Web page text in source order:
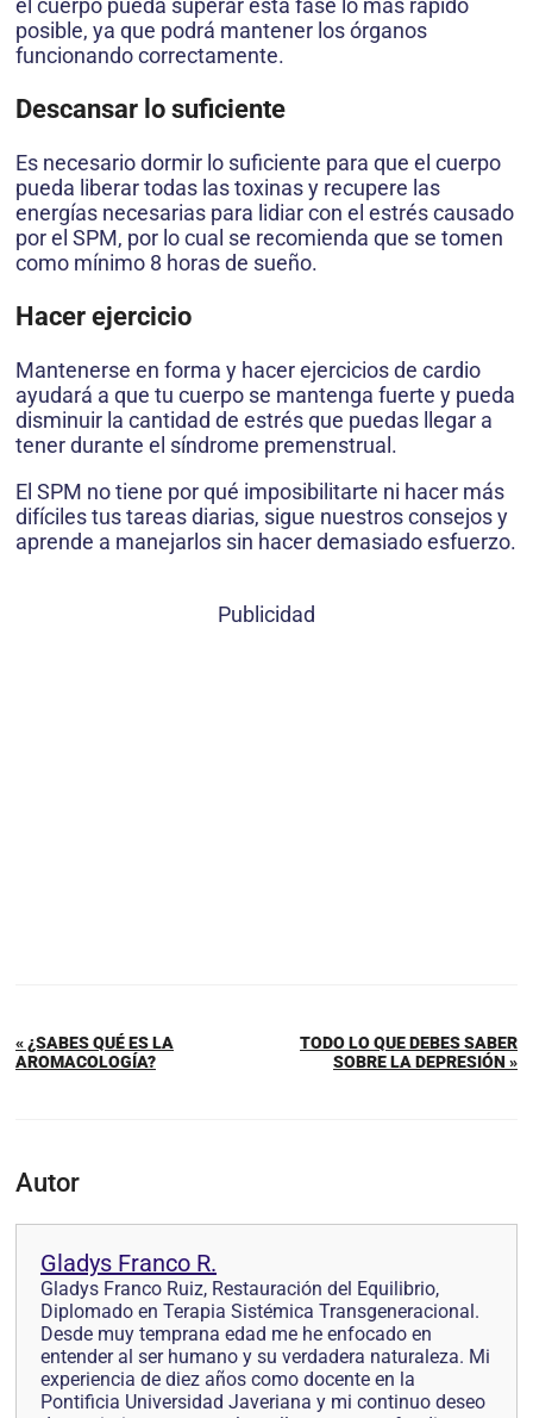
posible, ya que podrá mantener los órganos
funcionando correctamente.
Descansar lo suficiente
Es necesario dormir lo suficiente para que el cuerpo
pueda liberar todas las toxinas y recupere las
energías necesarias para lidiar con el estrés causado
por el SPM, por lo cual se recomienda que se tomen
como mínimo 8 horas de sueño.
Hacer ejercicio
Mantenerse en forma y hacer ejercicios de cardio
ayudará a que tu cuerpo se mantenga fuerte y pueda
disminuir la cantidad de estrés que puedas llegar a
tener durante el síndrome premenstrual.
El SPM no tiene por qué imposibilitarte ni hacer más
difíciles tus tareas diarias, sigue nuestros consejos y
aprende a manejarlos sin hacer demasiado esfuerzo.
Publicidad
« ¿SABES QUÉ ES LA
AROMACOLOGÍA?
TODO LO QUE DEBES SABER
SOBRE LA DEPRESIÓN »
Autor
Gladys Franco R.
Gladys Franco Ruiz, Restauración del Equilibrio,
Diplomado en Terapia Sistémica Transgeneracional.
Desde muy temprana edad me he enfocado en
entender al ser humano y su verdadera naturaleza. Mi
experiencia de diez años como docente en la
Pontificia Universidad Javeriana y mi continuo deseo